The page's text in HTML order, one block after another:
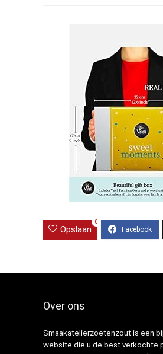
Opslaan
0
Over ons
Smaakatelierzoetenzout is een
website die u de best verkochte